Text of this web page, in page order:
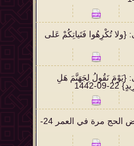
{ولا تُكْرِهُوا فَتَياتِكُمْ عَلى
{يَوْمَ نَقُولُ لِجَهَنَّمَ هَلِ
157 كتاب الحج: باب فرض الحج مرة في العمر 24-